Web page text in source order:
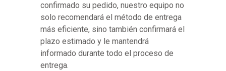
confirmado su pedido, nuestro equipo no
solo recomendará el método de entrega
más eficiente, sino también confirmará el
plazo estimado y le mantendrá
informado durante todo el proceso de
entrega.